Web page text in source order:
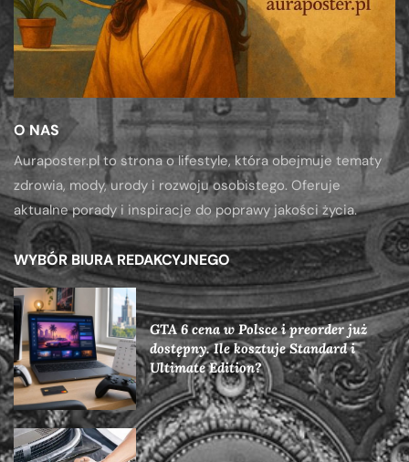
O NAS
Auraposter.pl to strona o lifestyle, która obejmuje tematy
zdrowia, mody, urody i rozwoju osobistego. Oferuje
aktualne porady i inspiracje do poprawy jakości życia.
WYBÓR BIURA REDAKCYJNEGO
GTA 6 cena w Polsce i preorder już
dostępny. Ile kosztuje Standard i
Ultimate Edition?